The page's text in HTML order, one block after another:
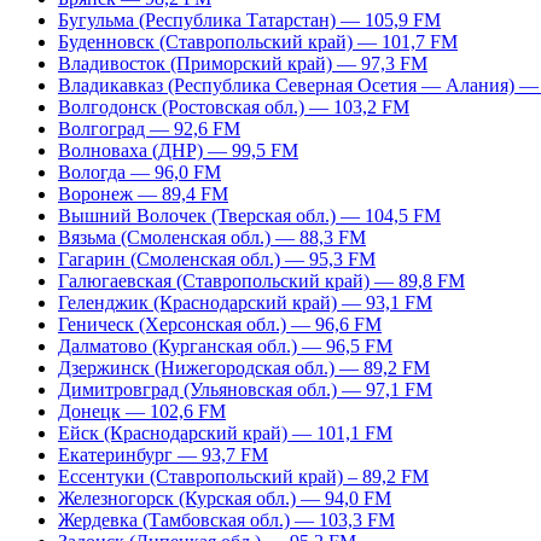
Бугульма (Республика Татарстан) — 105,9 FM
Буденновск (Ставропольский край) — 101,7 FM
Владивосток (Приморский край) — 97,3 FM
Владикавказ (Республика Северная Осетия — Алания)
Волгодонск (Ростовская обл.) — 103,2 FM
Волгоград — 92,6 FM
Волноваха (ДНР) — 99,5 FM
Вологда — 96,0 FM
Воронеж — 89,4 FM
Вышний Волочек (Тверская обл.) — 104,5 FM
Вязьма (Смоленская обл.) — 88,3 FM
Гагарин (Смоленская обл.) — 95,3 FM
Галюгаевская (Ставропольский край) — 89,8 FM
Геленджик (Краснодарский край) — 93,1 FM
Геническ (Херсонская обл.) — 96,6 FM
Далматово (Курганская обл.) — 96,5 FM
Дзержинск (Нижегородская обл.) — 89,2 FM
Димитровград (Ульяновская обл.) — 97,1 FM
Донецк — 102,6 FM
Ейск (Краснодарский край) — 101,1 FM
Екатеринбург — 93,7 FM
Ессентуки (Ставропольский край) – 89,2 FM
Железногорск (Курская обл.) — 94,0 FM
Жердевка (Тамбовская обл.) — 103,3 FM